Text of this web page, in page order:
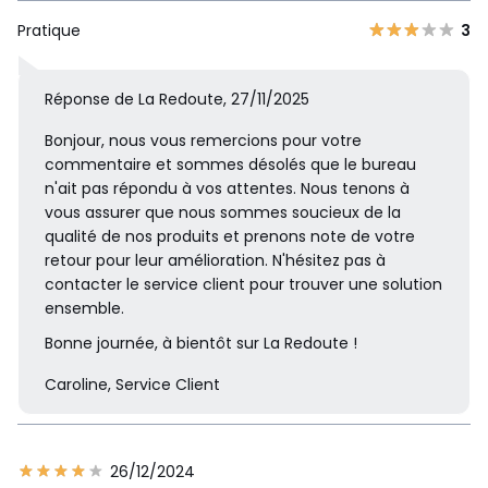
Pratique 3
Réponse de La Redoute, 27/11/2025
Bonjour, nous vous remercions pour votre
commentaire et sommes désolés que le bureau
n'ait pas répondu à vos attentes. Nous tenons à
vous assurer que nous sommes soucieux de la
qualité de nos produits et prenons note de votre
retour pour leur amélioration. N'hésitez pas à
contacter le service client pour trouver une solution
ensemble.
Bonne journée, à bientôt sur La Redoute !
Caroline, Service Client
26/12/2024